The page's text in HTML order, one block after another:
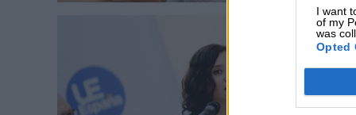
I want
of my
was
Opted